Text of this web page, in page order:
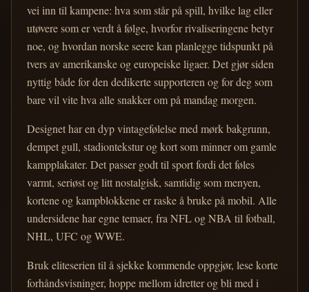
vei inn til kampene: hva som står på spill, hvilke lag eller
utøvere som er verdt å følge, hvorfor rivaliseringene betyr
noe, og hvordan norske seere kan planlegge tidspunkt på
tvers av amerikanske og europeiske ligaer. Det gjør siden
nyttig både for den dedikerte supporteren og for deg som
bare vil vite hva alle snakker om på mandag morgen.
Designet har en dyp vintagefølelse med mørk bakgrunn,
dempet gull, stadiontekstur og kort som minner om gamle
kampplakater. Det passer godt til sport fordi det føles
varmt, seriøst og litt nostalgisk, samtidig som menyen,
kortene og kampblokkene er raske å bruke på mobil. Alle
undersidene har egne temaer, fra NFL og NBA til fotball,
NHL, UFC og WWE.
Bruk eliteserien til å sjekke kommende oppgjør, lese korte
forhåndsvisninger, hoppe mellom idretter og bli med i